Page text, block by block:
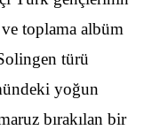
toplama albüm
türü
yoğun
bırakılan bir